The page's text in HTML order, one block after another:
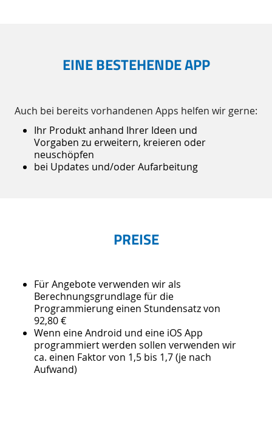
EINE BESTEHENDE APP
Auch bei bereits vorhandenen Apps helfen wir gerne:
Ihr Produkt anhand Ihrer Ideen und
Vorgaben zu erweitern, kreieren oder
neuschöpfen
bei Updates und/oder Aufarbeitung
PREISE
Für Angebote verwenden wir als
Berechnungsgrundlage für die
Programmierung einen Stundensatz von
92,80 €
Wenn eine Android und eine iOS App
programmiert werden sollen verwenden wir
ca. einen Faktor von 1,5 bis 1,7 (je nach
Aufwand)